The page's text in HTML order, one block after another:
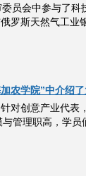
员会中参与了
斯天然气工业
农学院”中介绍
对创意产业代
管理职高，学